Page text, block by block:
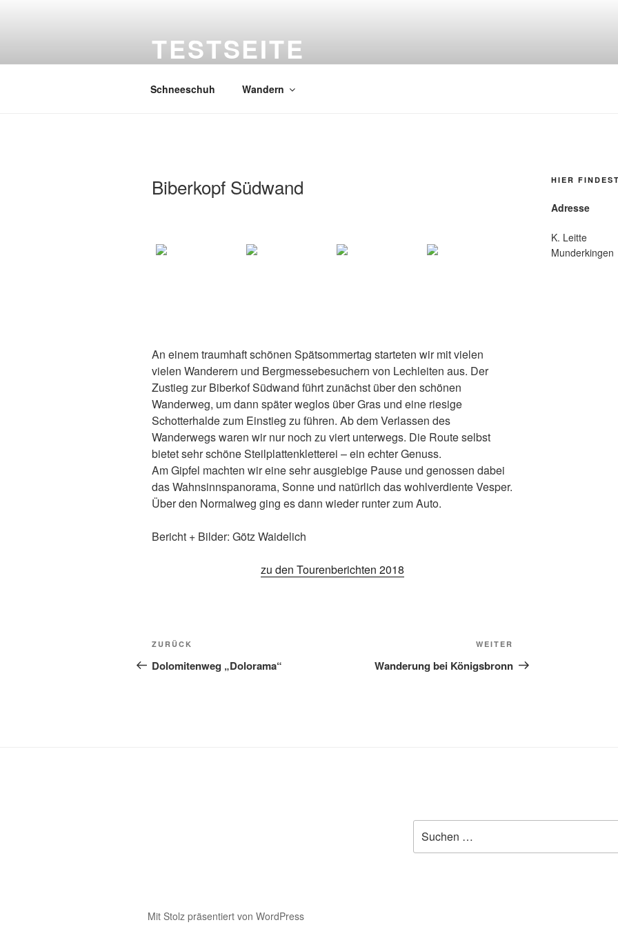
TESTSEITE
Schneeschuh Wandern
Biberkopf Südwand
An einem traumhaft schönen Spätsommertag starteten wir mit vielen
vielen Wanderern und Bergmessebesuchern von Lechleiten aus. Der
Zustieg zur Biberkof Südwand führt zunächst über den schönen
Wanderweg, um dann später weglos über Gras und eine riesige
Schotterhalde zum Einstieg zu führen. Ab dem Verlassen des
Wanderwegs waren wir nur noch zu viert unterwegs. Die Route selbst
bietet sehr schöne Steilplattenkletterei – ein echter Genuss.
Am Gipfel machten wir eine sehr ausgiebige Pause und genossen dabei
das Wahnsinnspanorama, Sonne und natürlich das wohlverdiente Vesper.
Über den Normalweg ging es dann wieder runter zum Auto.
Bericht + Bilder: Götz Waidelich
zu den Tourenberichten 2018
Beitragsnavigation
Vorheriger
Beitrag
ZURÜCK
Dolomitenweg „Dolorama“
Beitrag
WEITER
Wanderung bei Königsbronn
HIER
Adresse
K. Leitte
Munderkingen
nach:
Mit Stolz präsentiert von WordPress